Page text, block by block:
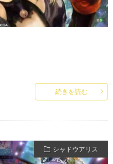
続きを読む
シャドウアリス